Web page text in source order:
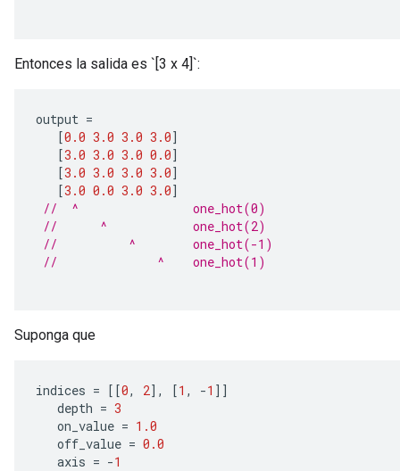
Entonces la salida es `[3 x 4]`:
output =
[0.0 3.0 3.0 3.0]
[3.0 3.0 3.0 0.0]
[3.0 3.0 3.0 3.0]
[3.0 0.0 3.0 3.0]
//  ^                one_hot(0)
//      ^            one_hot(2)
//          ^        one_hot(-1)
//              ^    one_hot(1)
Suponga que
indices = [[0, 2], [1 , -1 ]]
depth = 3
on_value = 1.0
off_value = 0.0
axis = -1